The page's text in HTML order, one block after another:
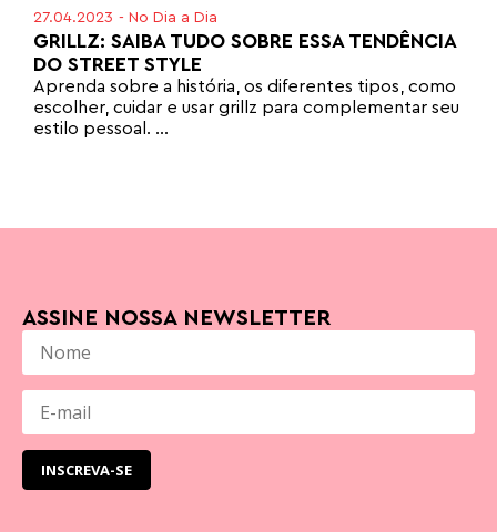
27.04.2023 - No Dia a Dia
GRILLZ: SAIBA TUDO SOBRE ESSA TENDÊNCIA
DO STREET STYLE
Aprenda sobre a história, os diferentes tipos, como
escolher, cuidar e usar grillz para complementar seu
estilo pessoal. ...
ASSINE NOSSA NEWSLETTER